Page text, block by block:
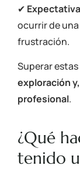
✔
ocurrir de
frustración.
Superar
exploración
profesional.
¿Qué
tenido